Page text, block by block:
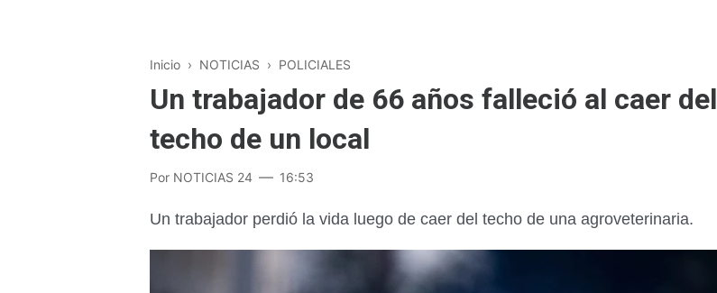
Inicio › NOTICIAS › POLICIALES
Un trabajador de 66 años falleció al caer del
techo de un local
Por NOTICIAS 24 16:53
Un trabajador perdió la vida luego de caer del techo de una agroveterinaria.